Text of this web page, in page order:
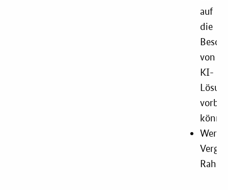
auf
die
von
KI-